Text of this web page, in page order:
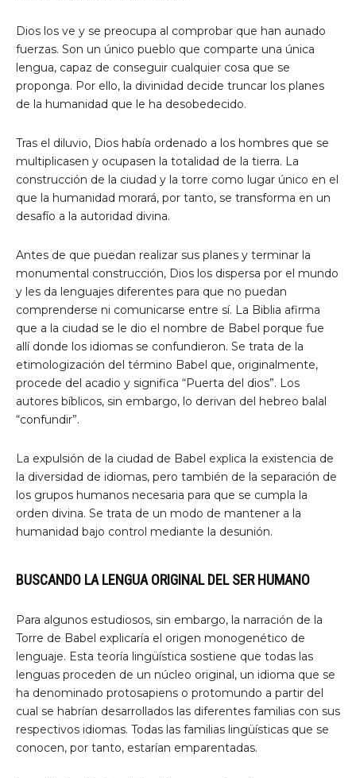
Dios los ve y se preocupa al comprobar que han aunado
fuerzas. Son un único pueblo que comparte una única
lengua, capaz de conseguir cualquier cosa que se
proponga. Por ello, la divinidad decide truncar los planes
de la humanidad que le ha desobedecido.
Tras el diluvio, Dios había ordenado a los hombres que se
multiplicasen y ocupasen la totalidad de la tierra. La
construcción de la ciudad y la torre como lugar único en el
que la humanidad morará, por tanto, se transforma en un
desafío a la autoridad divina.
Antes de que puedan realizar sus planes y terminar la
monumental construcción, Dios los dispersa por el mundo
y les da lenguajes diferentes para que no puedan
comprenderse ni comunicarse entre sí. La Biblia afirma
que a la ciudad se le dio el nombre de Babel porque fue
allí donde los idiomas se confundieron. Se trata de la
etimologización del término Babel que, originalmente,
procede del acadio y significa “Puerta del dios”. Los
autores bíblicos, sin embargo, lo derivan del hebreo balal
“confundir”.
La expulsión de la ciudad de Babel explica la existencia de
la diversidad de idiomas, pero también de la separación de
los grupos humanos necesaria para que se cumpla la
orden divina. Se trata de un modo de mantener a la
humanidad bajo control mediante la desunión.
BUSCANDO LA LENGUA ORIGINAL DEL SER HUMANO
Para algunos estudiosos, sin embargo, la narración de la
Torre de Babel explicaría el origen monogenético de
lenguaje. Esta teoría lingüística sostiene que todas las
lenguas proceden de un núcleo original, un idioma que se
ha denominado protosapiens o protomundo a partir del
cual se habrían desarrollados las diferentes familias con sus
respectivos idiomas. Todas las familias lingüísticas que se
conocen, por tanto, estarían emparentadas.